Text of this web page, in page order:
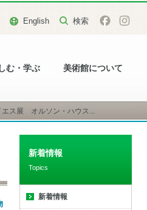
む・学ぶ 美術館について
English
エス展 オルソン・ハウス...
新着情報
Topics
新着情報